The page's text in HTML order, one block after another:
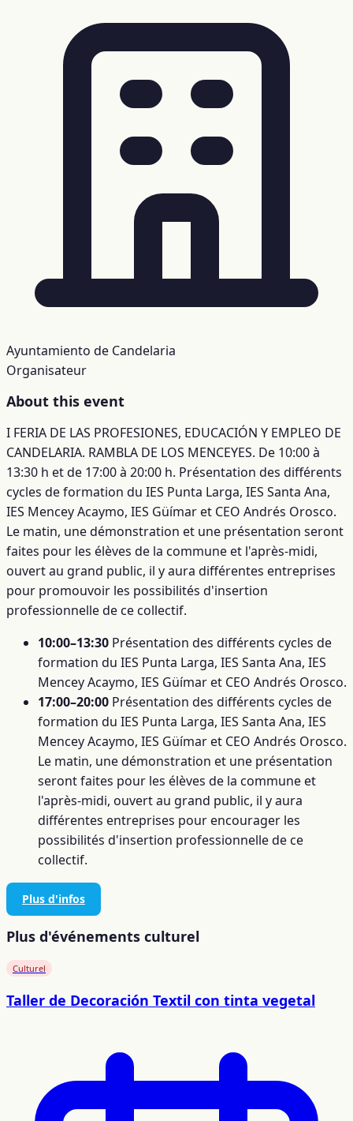
Ayuntamiento de Candelaria
Organisateur
About this event
I FERIA DE LAS PROFESIONES, EDUCACIÓN Y EMPLEO DE
CANDELARIA. RAMBLA DE LOS MENCEYES. De 10:00 à
13:30 h et de 17:00 à 20:00 h. Présentation des différents
cycles de formation du IES Punta Larga, IES Santa Ana,
IES Mencey Acaymo, IES Güímar et CEO Andrés Orosco.
Le matin, une démonstration et une présentation seront
faites pour les élèves de la commune et l'après-midi,
ouvert au grand public, il y aura différentes entreprises
pour promouvoir les possibilités d'insertion
professionnelle de ce collectif.
10:00–13:30 Présentation des différents cycles de
formation du IES Punta Larga, IES Santa Ana, IES
Mencey Acaymo, IES Güímar et CEO Andrés Orosco.
17:00–20:00 Présentation des différents cycles de
formation du IES Punta Larga, IES Santa Ana, IES
Mencey Acaymo, IES Güímar et CEO Andrés Orosco.
Le matin, une démonstration et une présentation
seront faites pour les élèves de la commune et
l'après-midi, ouvert au grand public, il y aura
différentes entreprises pour encourager les
possibilités d'insertion professionnelle de ce
collectif.
Plus d'infos
Plus d'événements culturel
Culturel
Taller de Decoración Textil con tinta vegetal